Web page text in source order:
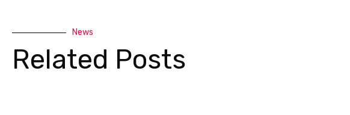
Related Posts